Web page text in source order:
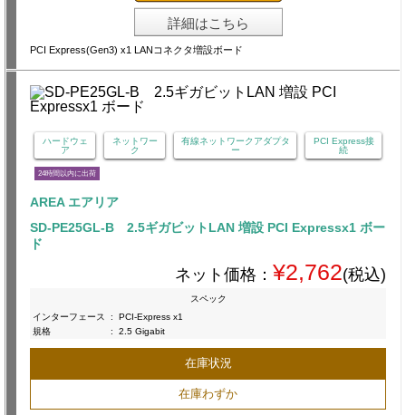
詳細はこちら
PCI Express(Gen3) x1 LANコネクタ増設ボード
ハードウェ
ア
ネットワー
ク
有線ネットワークアダプタ
ー
PCI Express接
続
24時間以内に出荷
AREA エアリア
SD-PE25GL-B 2.5ギガビットLAN 増設 PCI Expressx1 ボー
ド
ネット価格： ¥2,762(税込)
スペック
インターフェース
:
PCI-Express x1
規格
: 2.5 Gigabit
在庫状況
在庫わずか